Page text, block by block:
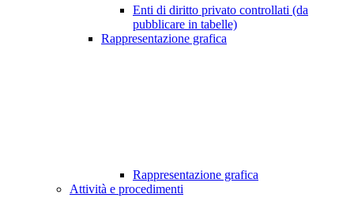
Enti di diritto privato controllati (da
pubblicare in tabelle)
Rappresentazione grafica
Rappresentazione grafica
Attività e procedimenti